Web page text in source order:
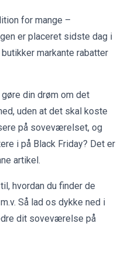
for mange –
er placeret sidste dag i
markante rabatter
din drøm om det
uden at det skal koste
på soveværelset, og
i på Black Friday? Det er
artikel.
hvordan du finder de
Så lad os dykke ned i
dit soveværelse på